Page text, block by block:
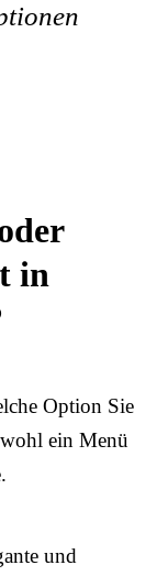
in
Option Sie
ein Menü
und